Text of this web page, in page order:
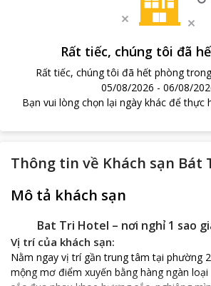
Rất tiếc, chúng tôi đã
Rất tiếc, chúng tôi đã hết phòng
05/08/2026 - 06/08/
Bạn vui lòng chọn lại ngày khác để thực
Thông tin về Khách sạn Bát
Mô tả khách sạn
Bat Tri Hotel – nơi nghỉ 1 sao
Vị trí của khách sạn:
Nằm ngay vị trí gần trung tâm tại phường
mộng mơ điểm xuyến bằng hàng ngàn